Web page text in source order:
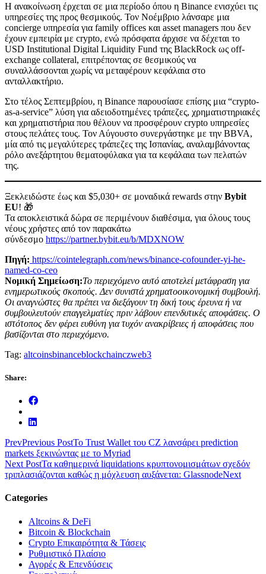
Η ανακοίνωση έρχεται σε μια περίοδο όπου η Binance ενισχύει τις
υπηρεσίες της προς θεσμικούς. Τον Νοέμβριο λάνσαρε μια
concierge υπηρεσία για family offices και asset managers που δεν
έχουν εμπειρία με crypto, ενώ πρόσφατα άρχισε να δέχεται το
USD Institutional Digital Liquidity Fund της BlackRock ως off-
exchange collateral, επιτρέποντας σε θεσμικούς να
συναλλάσσονται χωρίς να μεταφέρουν κεφάλαια στο
ανταλλακτήριο.
Στο τέλος Σεπτεμβρίου, η Binance παρουσίασε επίσης μια “crypto-
as-a-service” λύση για αδειοδοτημένες τράπεζες, χρηματιστηριακές
και χρηματιστήρια που θέλουν να προσφέρουν crypto υπηρεσίες
στους πελάτες τους. Τον Αύγουστο συνεργάστηκε με την BBVA,
μία από τις μεγαλύτερες τράπεζες της Ισπανίας, αναλαμβάνοντας
ρόλο ανεξάρτητου θεματοφύλακα για τα κεφάλαια των πελατών
της.
Ξεκλειδώστε έως και $5,030+ σε μοναδικά rewards στην Bybit
EU! 🎁
Τα αποκλειστικά δώρα σε περιμένουν διαθέσιμα, για όλους τους
νέους χρήστες από τον παρακάτω
σύνδεσμο https://partner.bybit.eu/b/MDXNOW
Πηγή: https://cointelegraph.com/news/binance-cofounder-yi-he-
named-co-ceo
Νομική Σημείωση:Το περιεχόμενο αυτό αποτελεί μετάφραση για
ενημερωτικούς σκοπούς. Δεν συνιστά χρηματοοικονομική συμβουλή.
Οι αναγνώστες θα πρέπει να διεξάγουν τη δική τους έρευνα ή να
συμβουλευτούν επαγγελματίες πριν λάβουν επενδυτικές αποφάσεις. Ο
ιστότοπος δεν φέρει ευθύνη για τυχόν ανακρίβειες ή αποφάσεις που
βασίζονται στο περιεχόμενο.
Tag: altcoinsbinanceblockchainczweb3
Share:
PrevPrevious PostΤο Trust Wallet του CZ λανσάρει prediction
markets ξεκινώντας με το Myriad
Next PostΤα καθημερινά liquidations κρυπτονομισμάτων σχεδόν
τριπλασιάζονται καθώς η μόχλευση αυξάνεται: GlassnodeNext
Categories
Altcoins & DeFi
Bitcoin & Blockchain
Crypto Επικαιρότητα & Τάσεις
Ρυθμιστικό Πλαίσιο
Αγορές & Επενδύσεις